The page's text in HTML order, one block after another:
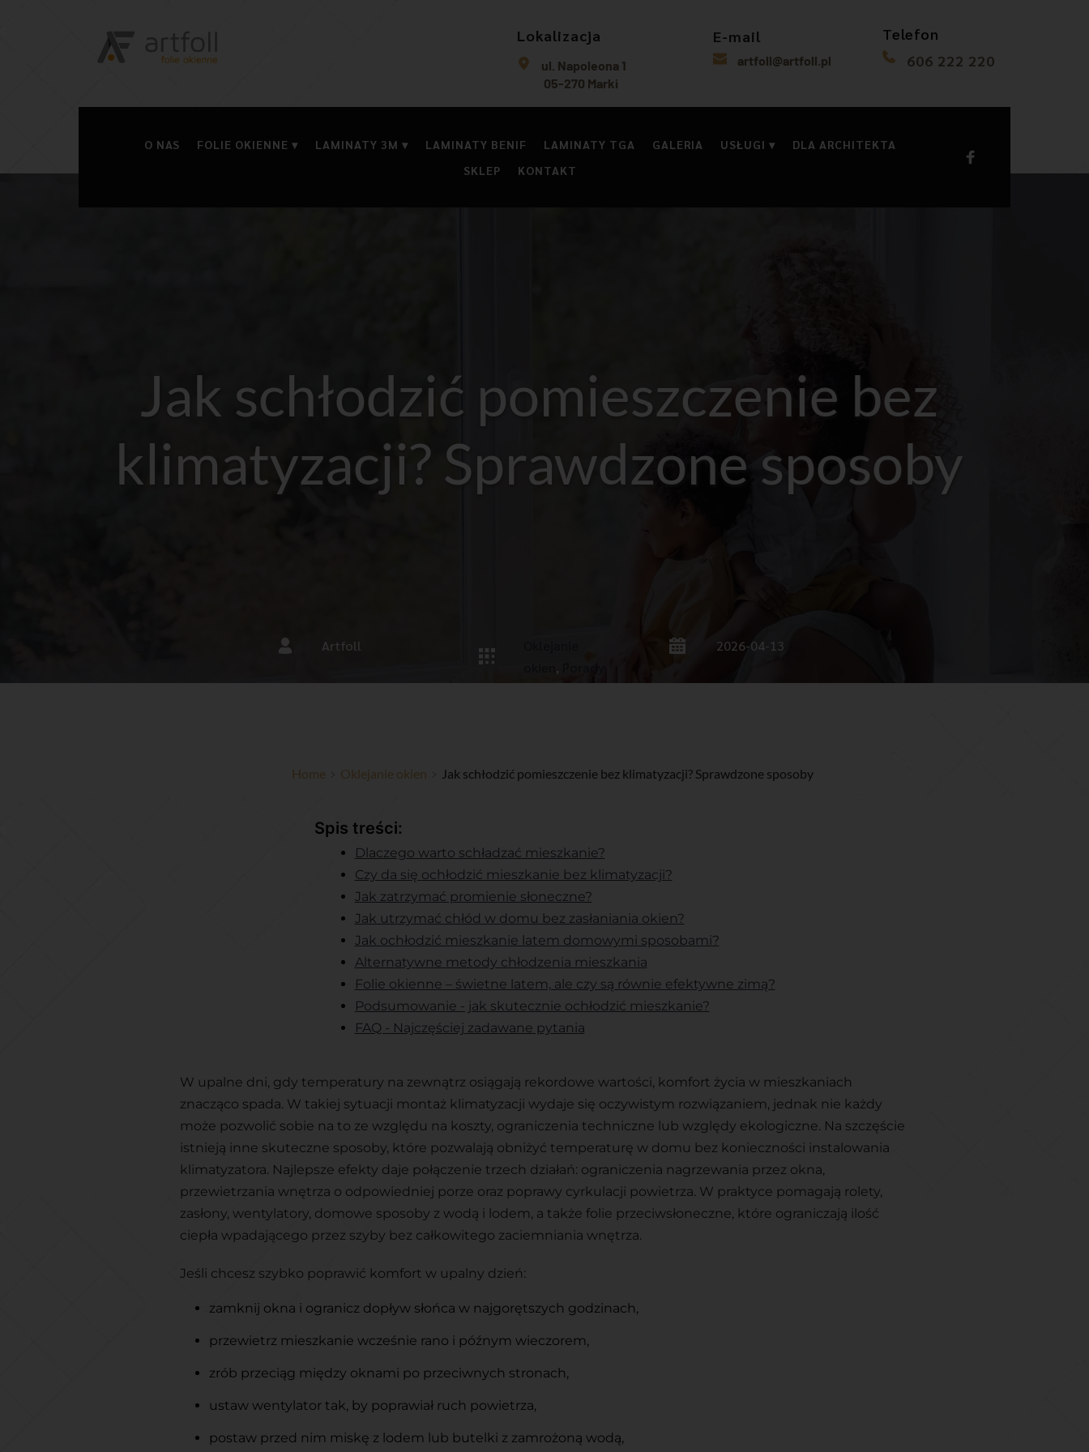
Lokalizacja
ul. Napoleona 1
05-270 Marki
E-mail
artfoll@artfoll.pl
Telefon
606 222 220
O NAS FOLIE OKIENNE LAMINATY 3M LAMINATY BENIF LAMINATY TGA GALERIA USŁUGI
DLA ARCHITEKTA
SKLEP
KONTAKT
Jak schłodzić pomieszczenie bez
klimatyzacji? Sprawdzone sposoby
Artfoll
,
2026-04-13
Home Oklejanie okien Jak schłodzić pomieszczenie bez klimatyzacji? Sprawdzone sposoby
Spis treści:
Dlaczego warto schładzać mieszkanie?
Czy da się ochłodzić mieszkanie bez klimatyzacji?
Jak zatrzymać promienie słoneczne?
Jak utrzymać chłód w domu bez zasłaniania okien?
Jak ochłodzić mieszkanie latem domowymi sposobami?
Alternatywne metody chłodzenia mieszkania
Folie okienne – świetne latem, ale czy są równie efektywne zimą?
Podsumowanie - jak skutecznie ochłodzić mieszkanie?
FAQ - Najczęściej zadawane pytania
W upalne dni, gdy temperatury na zewnątrz osiągają rekordowe wartości, komfort życia w mieszkaniach
znacząco spada. W takiej sytuacji montaż klimatyzacji wydaje się oczywistym rozwiązaniem, jednak nie każdy
może pozwolić sobie na to ze względu na koszty, ograniczenia techniczne lub względy ekologiczne. Na szczęście
istnieją inne skuteczne sposoby, które pozwalają obniżyć temperaturę w domu bez konieczności instalowania
klimatyzatora. Najlepsze efekty daje połączenie trzech działań: ograniczenia nagrzewania przez okna,
przewietrzania wnętrza o odpowiedniej porze oraz poprawy cyrkulacji powietrza. W praktyce pomagają rolety,
zasłony, wentylatory, domowe sposoby z wodą i lodem, a także folie przeciwsłoneczne, które ograniczają ilość
ciepła wpadającego przez szyby bez całkowitego zaciemniania wnętrza.
Jeśli chcesz szybko poprawić komfort w upalny dzień:
zamknij okna i ogranicz dopływ słońca w najgorętszych godzinach,
przewietrz mieszkanie wcześnie rano i późnym wieczorem,
zrób przeciąg między oknami po przeciwnych stronach,
ustaw wentylator tak, by poprawiał ruch powietrza,
postaw przed nim miskę z lodem lub butelki z zamrożoną wodą,